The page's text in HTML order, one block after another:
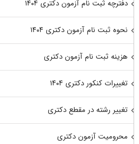
دفترچه ثبت نام آزمون دکتری ۱۴۰۴
نحوه ثبت نام آزمون دکتری ۱۴۰۴
هزینه ثبت نام آزمون دکتری
تغییرات کنکور دکتری ۱۴۰۴
تغییر رشته در مقطع دکتری
محرومیت آزمون دکتری